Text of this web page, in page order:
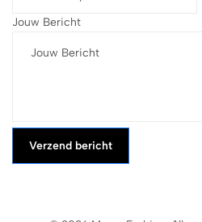
Jouw Bericht
Verzend bericht